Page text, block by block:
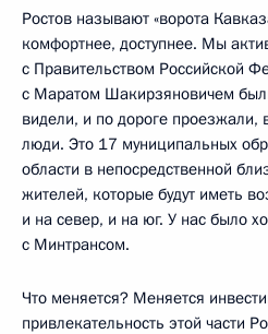
Ростов называют «ворота
комфортнее, доступнее. Мы
с Правительством Российской
с Маратом Шакирзяновичем
видели, и по дороге проезжали,
люди. Это 17 муниципальных
области в непосредственной
жителей, которые будут иметь
и на север, и на юг. У нас было
с Минтрансом.
Что меняется? Меняется
привлекательность этой части